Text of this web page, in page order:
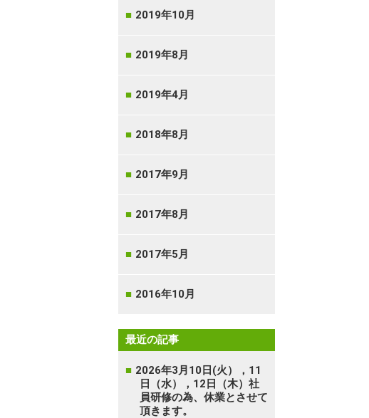
2019年10月
2019年8月
2019年4月
2018年8月
2017年9月
2017年8月
2017年5月
2016年10月
最近の記事
2026年3月10日(火），11
日（水），12日（木）社
員研修の為、休業とさせて
頂きます。